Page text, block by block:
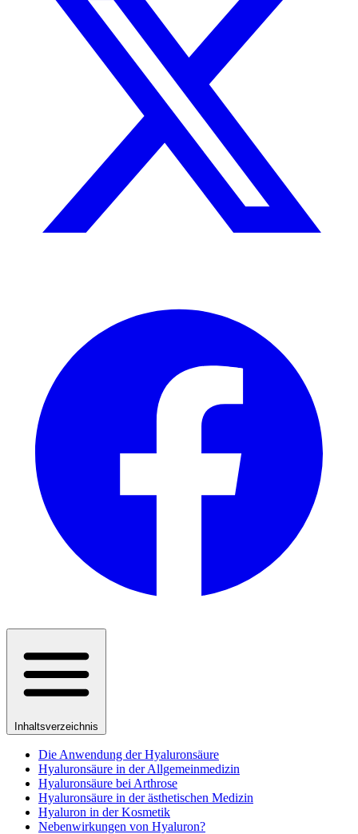
Inhaltsverzeichnis
Die Anwendung der Hyaluronsäure
Hyaluronsäure in der Allgemeinmedizin
Hyaluronsäure bei Arthrose
Hyaluronsäure in der ästhetischen Medizin
Hyaluron in der Kosmetik
Nebenwirkungen von Hyaluron?